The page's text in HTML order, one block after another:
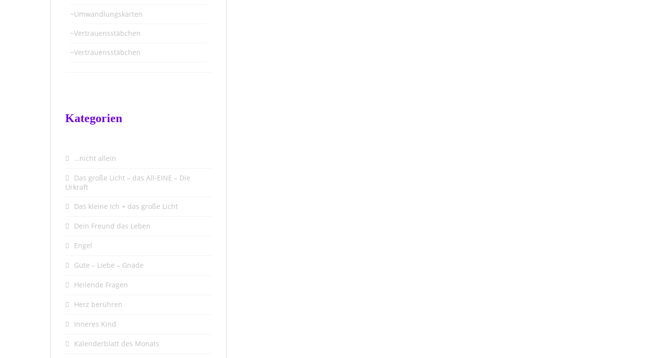
~Umwandlungskarten
~Vertrauensstäbchen
~Vertrauensstäbchen
Kategorien
…nicht allein
Das große Licht – das All-EINE – Die
Urkraft
Das kleine Ich + das große Licht
Dein Freund das Leben
Engel
Güte – Liebe – Gnade
Heilende Fragen
Herz berühren
Inneres Kind
Kalenderblatt des Monats